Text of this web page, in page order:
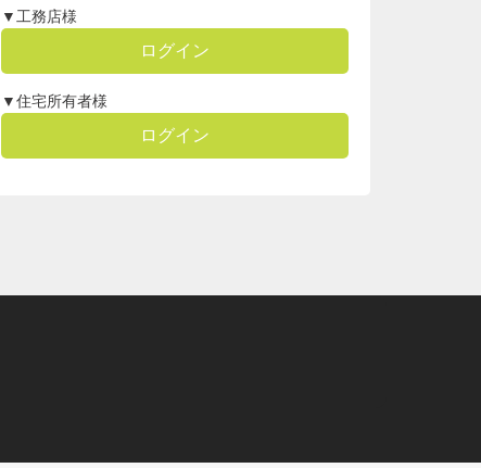
▼工務店様
ログイン
▼住宅所有者様
ログイン